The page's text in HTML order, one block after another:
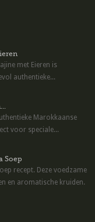
met Eieren is
authentieke...
Marokkaanse
voor speciale...
Soep
recept. Deze voedzame
en aromatische kruiden.